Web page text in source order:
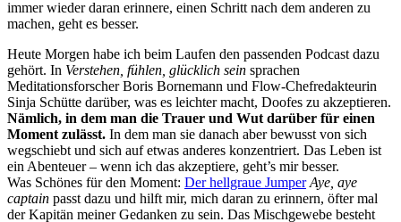
immer wieder daran erinnere, einen Schritt nach dem anderen zu
machen, geht es besser.
Heute Morgen habe ich beim Laufen den passenden Podcast dazu
gehört. In Verstehen, fühlen, glücklich sein sprachen
Meditationsforscher Boris Bornemann und Flow-Chefredakteurin
Sinja Schütte darüber, was es leichter macht, Doofes zu akzeptieren.
Nämlich, in dem man die Trauer und Wut darüber für einen
Moment zulässt. In dem man sie danach aber bewusst von sich
wegschiebt und sich auf etwas anderes konzentriert. Das Leben ist
ein Abenteuer – wenn ich das akzeptiere, geht’s mir besser.
Was Schönes für den Moment: Der hellgraue Jumper Aye, aye
captain passt dazu und hilft mir, mich daran zu erinnern, öfter mal
der Kapitän meiner Gedanken zu sein. Das Mischgewebe besteht